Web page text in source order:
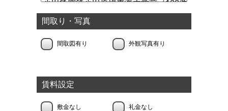
間取り・写真
間取図有り 外観写真有り
賃料設定
敷金なし 礼金なし